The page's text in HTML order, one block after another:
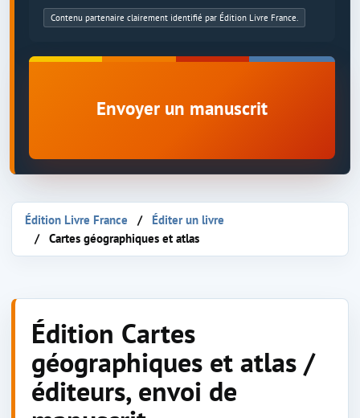
Contenu partenaire clairement identifié par Édition Livre France.
Envoyer un manuscrit
Édition Livre France
Éditer un livre
Cartes géographiques et atlas
Édition Cartes
géographiques et atlas /
éditeurs, envoi de